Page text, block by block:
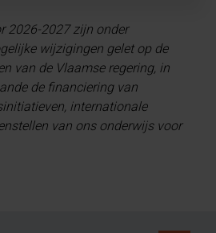
2026-2027 zijn onder
wijzigingen gelet op de
van de Vlaamse regering, in
de financiering van
internationale
van ons onderwijs voor